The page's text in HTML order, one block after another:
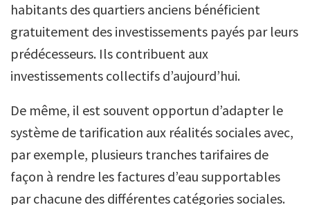
habitants des quartiers anciens bénéficient
gratuitement des investissements payés par leurs
prédécesseurs. Ils contribuent aux
investissements collectifs d’aujourd’hui.
De même, il est souvent opportun d’adapter le
système de tarification aux réalités sociales avec,
par exemple, plusieurs tranches tarifaires de
façon à rendre les factures d’eau supportables
par chacune des différentes catégories sociales.